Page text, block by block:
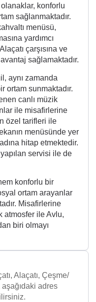
konforlu
sağlanmaktadır.
menüsü,
yardımcı
çarşısına ve
sağlamaktadır.
aynı zamanda
ortam sunmaktadır.
canlı müzik
ile misafirlerine
özel tarifleri ile
menüsünde yer
hitap etmektedir.
servisi ile de
konforlu bir
ortam arayanlar
Misafirlerine
atmosfer ile Avlu,
biri olmayı
Alaçatı, Çeşme/
adres